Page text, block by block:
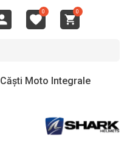
0 0
Căști Moto Integrale